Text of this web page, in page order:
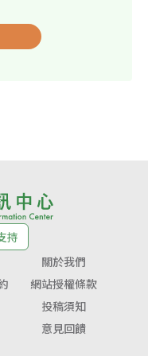
持
關於我們
網站授權條款
投稿須知
意見回饋